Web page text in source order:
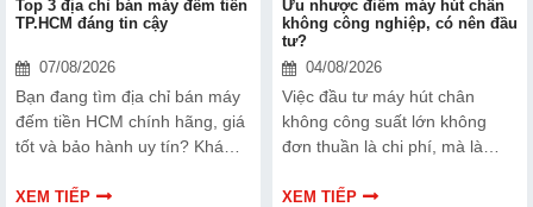
Top 3 địa chỉ bán máy đếm tiền
TP.HCM đáng tin cậy
07/08/2026
Bạn đang tìm địa chỉ bán máy
đếm tiền HCM chính hãng, giá
tốt và bảo hành uy tín? Khám
nhiều doanh nghiệp, cửa hàng
XEM TIẾP
Ưu nhược điểm máy hút chân
không công nghiệp, có nên đầu
tư?
04/08/2026
Việc đầu tư máy hút chân
không công suất lớn không
đơn thuần là chi phí, mà là
sản phẩm và nâng cao vị thế
XEM TIẾP